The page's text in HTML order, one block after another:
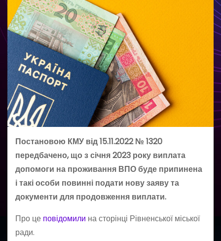
Постановою КМУ від 15.11.2022 № 1320
передбачено, що з січня 2023 року виплата
допомоги на проживання ВПО буде припинена
і такі особи повинні подати нову заяву та
документи для продовження виплати.
Про це повідомили на сторінці Рівненської міської
ради.